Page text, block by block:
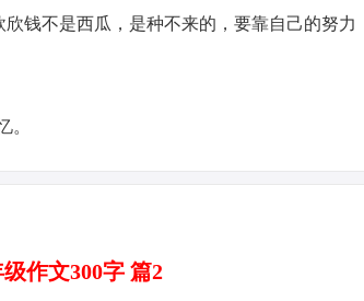
钱不是西瓜，是种不来的，要靠自己的努力
作文300字 篇2